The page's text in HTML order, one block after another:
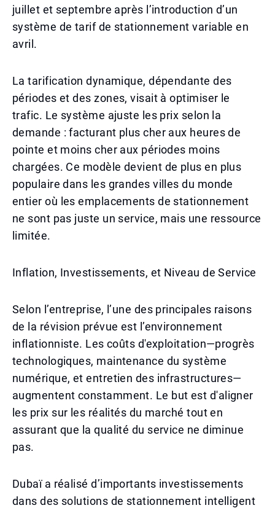
juillet et septembre après l’introduction d’un
système de tarif de stationnement variable en
avril.
La tarification dynamique, dépendante des
périodes et des zones, visait à optimiser le
trafic. Le système ajuste les prix selon la
demande : facturant plus cher aux heures de
pointe et moins cher aux périodes moins
chargées. Ce modèle devient de plus en plus
populaire dans les grandes villes du monde
entier où les emplacements de stationnement
ne sont pas juste un service, mais une ressource
limitée.
Inflation, Investissements, et Niveau de Service
Selon l’entreprise, l’une des principales raisons
de la révision prévue est l’environnement
inflationniste. Les coûts d'exploitation—progrès
technologiques, maintenance du système
numérique, et entretien des infrastructures—
augmentent constamment. Le but est d'aligner
les prix sur les réalités du marché tout en
assurant que la qualité du service ne diminue
pas.
Dubaï a réalisé d’importants investissements
dans des solutions de stationnement intelligent